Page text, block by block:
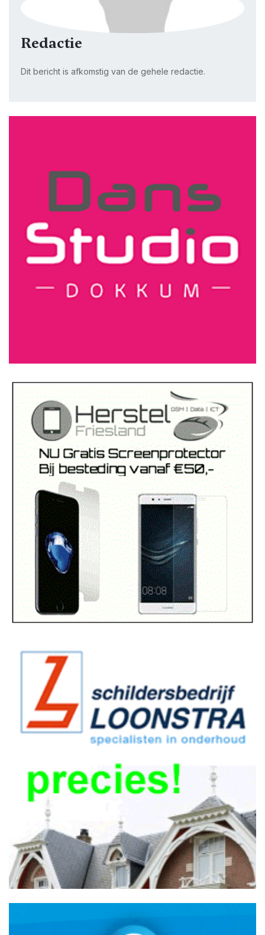
Redactie
Dit bericht is afkomstig van de gehele redactie.